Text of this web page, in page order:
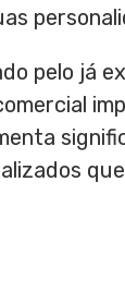
pelo já